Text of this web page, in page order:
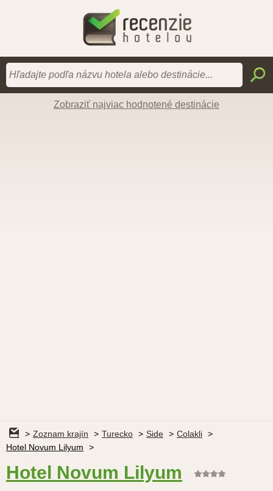
Zobraziť najviac hodnotené destinácie
Zoznam krajín Turecko Side
Colakli
Hotel Novum Lilyum
Hotel Novum Lilyum